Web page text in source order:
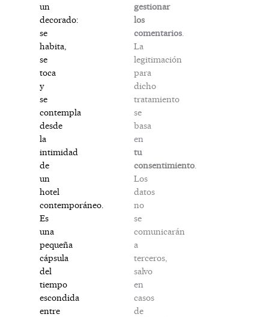
un
decorado:
se
habita,
se
toca
y
se
contempla
desde
la
intimidad
de
un
hotel
contemporáneo.
Es
una
pequeña
cápsula
del
tiempo
escondida
entre
gestionar
los
comentarios
La
legitimación
para
dicho
tratamiento
se
basa
en
tu
consentimiento
Los
datos
no
se
comunicarán
a
terceros,
salvo
en
casos
de